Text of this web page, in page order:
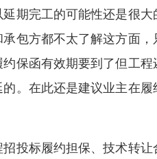
期完工的可能性还是很
包方都不太了解这方面
保函有效期要到了但工
。在此还是建议业主在
投标履约担保、技术转